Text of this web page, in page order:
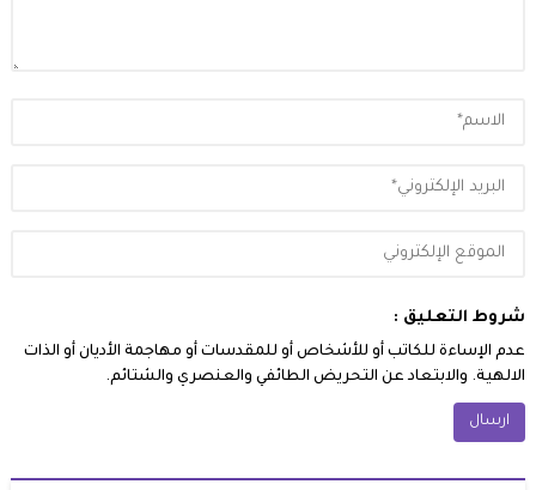
شروط التعليق :
عدم الإساءة للكاتب أو للأشخاص أو للمقدسات أو مهاجمة الأديان أو الذات
الالهية. والابتعاد عن التحريض الطائفي والعنصري والشتائم.